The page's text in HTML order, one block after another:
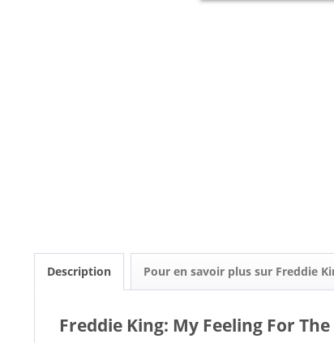
Description Pour en savoir plus sur Freddie
Freddie King: My Feeling For